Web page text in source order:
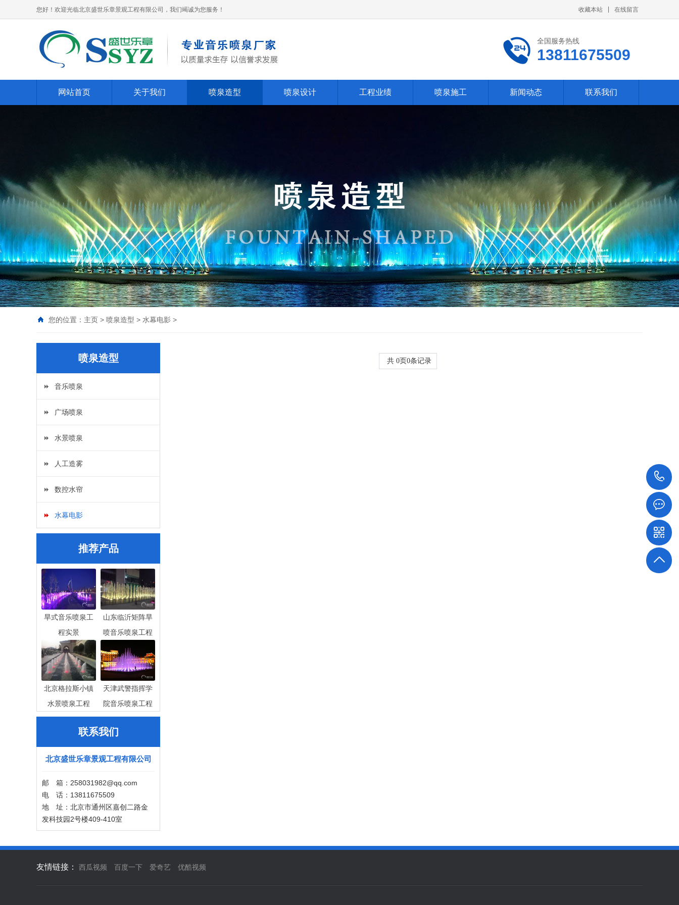
您好！欢迎光临北京盛世乐章景观工程有限公司，我们竭诚为您服务！ 收藏本站 在线留言
全国服务热线
13811675509
网站首页 关于我们 喷泉造型 喷泉设计 工程业绩 喷泉施工 新闻动态 联系我们
您的位置： 主页 > 喷泉造型 > 水幕电影 >
喷泉造型
音乐喷泉
广场喷泉
水景喷泉
人工造雾
数控水帘
水幕电影
推荐产品
旱式音乐喷泉工
程实景
山东临沂矩阵旱
喷音乐喷泉工程
北京格拉斯小镇
水景喷泉工程
天津武警指挥学
院音乐喷泉工程
联系我们
北京盛世乐章景观工程有限公司
邮 箱：258031982@qq.com
电 话：13811675509
地 址：北京市通州区嘉创二路金
发科技园2号楼409-410室
共 0页0条记录
友情链接： 西瓜视频 百度一下 爱奇艺 优酷视频